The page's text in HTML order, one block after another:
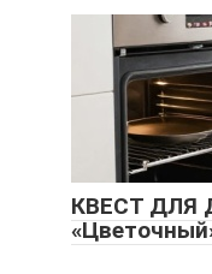
КВЕСТ ДЛЯ